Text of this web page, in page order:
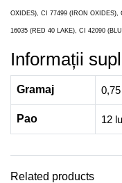
OXIDES), CI 77499 (IRON OXIDES),
16035 (RED 40 LAKE), CI 42090
Informații
Gramaj
Pao 12
Related products